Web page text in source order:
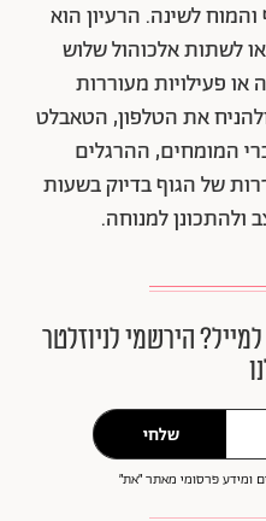
לשינה. הרעיון הוא
לשתות אלכוהול שלוש
או פעילויות מעוררות
את הטלפון, הטאבלט
המומחים, ההרגלים
של הגוף בדיוק בשעות
למנוחה.
הירשמי לניוזלטר
שלחי
ומידע פרסומי מאתר ״את״